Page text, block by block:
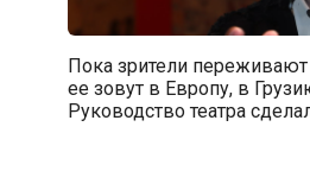
Пока зрители
ее зовут в Европу, в
Руководство театра